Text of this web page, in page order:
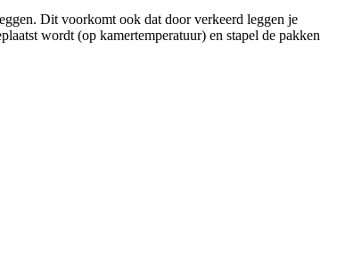
Dit voorkomt ook dat door verkeerd leggen je
wordt (op kamertemperatuur) en stapel de pakken